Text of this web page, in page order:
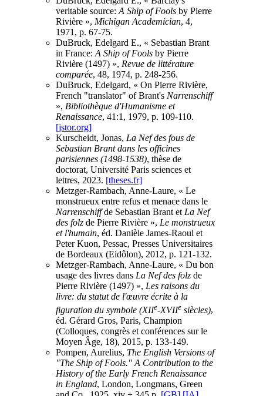
veritable source: A Ship of Fools by Pierre
Rivière », Michigan Academician, 4,
1971, p. 67-75.
DuBruck, Edelgard E., « Sebastian Brant
in France: A Ship of Fools by Pierre
Rivière (1497) », Revue de littérature
comparée, 48, 1974, p. 248-256.
DuBruck, Edelgard, « On Pierre Rivière,
French "translator" of Brant's Narrenschiff
», Bibliothèque d'Humanisme et
Renaissance, 41:1, 1979, p. 109-110.
[jstor.org]
Kurscheidt, Jonas, La Nef des fous de
Sebastian Brant dans les officines
parisiennes (1498-1538), thèse de
doctorat, Université Paris sciences et
lettres, 2023. [theses.fr]
Metzger-Rambach, Anne-Laure, « Le
monstrueux entre refus et menace dans le
Narrenschiffde Sebastian Brant et La Nef
des folz de Pierre Rivière », Le monstrueux
et l'humain, éd. Danièle James-Raoul et
Peter Kuon, Pessac, Presses Universitaires
de Bordeaux (Eidôlon), 2012, p. 121-132.
Metzger-Rambach, Anne-Laure, « Du bon
usage des livres dans La Nef des folz de
Pierre Rivière (1497) », Les raisons du
livre: du statut de l'œuvre écrite à la
figuration du symbole (XIIe-XVIIe siècles),
éd. Gérard Gros, Paris, Champion
(Colloques, congrès et conférences sur le
Moyen Âge, 18), 2015, p. 133-149.
Pompen, Aurelius, The English Versions of
"The Ship of Fools." A Contribution to the
History of the Early French Renaissance
in England, London, Longmans, Green